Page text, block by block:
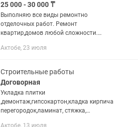
25 000 - 30 000 ₸
Выполняю все виды ремонтно
отделочных работ. Ремонт
квартир,домов любой сложности.
обои,покраска,ламинат,линолеум,уклад
межкомнатных...
Актобе, 23 июля
Строительные работы
Договорная
Укладка плитки
,демонтаж,гипсокартон,кладка кирпича
перегородок,ламинат, стяжка,
Актобе, 13 июля